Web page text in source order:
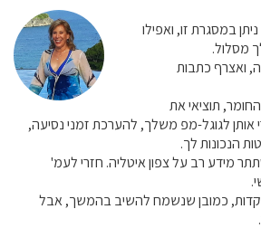
במסגרת זו, ואפילו
מסלול.
ואצרף כתבות
תוציאי את
אותן לגוגל-מפ משלך, להערכת זמני נסיעה,
הנכונות לך.
מידע רב על צפון איטליה. חזרי לעמ'
כמובן שנשמח להשיב בהמשך, אבל